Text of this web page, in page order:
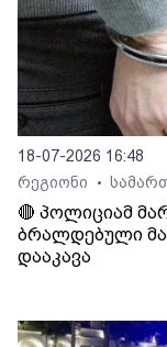
18-07-2026 16:48
რეგიონი
•
🔴 პოლიციამ
ბრალდებული
დააკავა